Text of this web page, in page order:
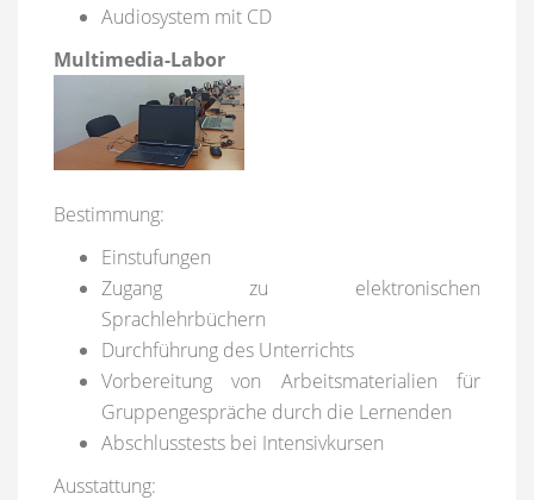
Audiosystem mit CD
Multimedia-Labor
Bestimmung:
Einstufungen
Zugang zu elektronischen
Sprachlehrbüchern
Durchführung des Unterrichts
Vorbereitung von Arbeitsmaterialien für
Gruppengespräche durch die Lernenden
Abschlusstests bei Intensivkursen
Ausstattung: